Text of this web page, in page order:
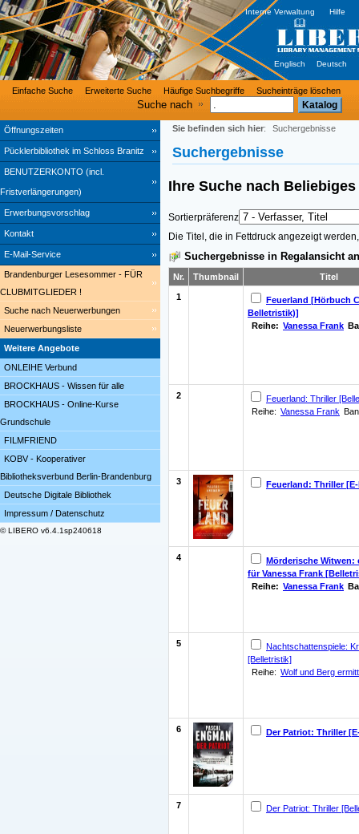
Öffnungszeiten
Pücklerbibliothek im Schloss Branitz
BENUTZERKONTO (incl.
Fristverlängerungen)
Erwerbungsvorschlag
Kontakt
E-Mail-Service
Einfache Suche Erweiterte Suche Häufige Suchbegriffe Sucheinträge löschen
Interne Verwaltung Hilfe
Englisch Deutsch
Brandenburger Lesesommer - FÜR
CLUBMITGLIEDER !
Suche nach Neuerwerbungen
Neuerwerbungsliste
Weitere Angebote
ONLEIHE Verbund
BROCKHAUS - Wissen für alle
BROCKHAUS - Online-Kurse
Grundschule
FILMFRIEND
KOBV - Kooperativer
Bibliotheksverbund Berlin-Brandenburg
Deutsche Digitale Bibliothek
Impressum / Datenschutz
© LIBERO v6.4.1sp240618
Sie befinden sich hier: Suchergebnisse
Suchergebnisse
Ihre Suche nach
Sortierpräferenz
Die Titel, die in Fettdruck angezeigt
Suchergebnisse in Regalansicht
Nr. Thumbnail Titel
1
Feuerland [Hörbuch
Belletristik)]
Reihe: Vanessa Frank
2
Feuerland: Thriller
Reihe: Vanessa Frank
3 Feuerland: Thriller
4
Mörderische Witwen:
für Vanessa Frank
Reihe: Vanessa Frank
5
Nachtschattenspiele:
[Belletristik]
Reihe: Wolf und Berg
6 Der Patriot: Thriller
7 Der Patriot: Thriller
Suche nach